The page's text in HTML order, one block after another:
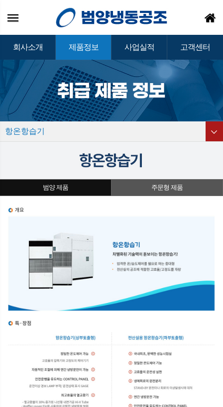
회사소개 제품정보 사업실적 고객센터
항온항습기
범양 제품 주문형 제품